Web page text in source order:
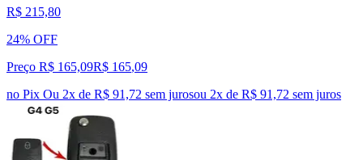
R$ 215,80
24% OFF
Preço R$ 165,09R$ 165,09
no Pix Ou 2x de R$ 91,72 sem jurosou 2x de R$ 91,72 sem juros